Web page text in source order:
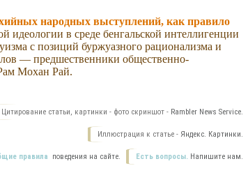
народных выступлений, как правило
в среде бенгальской интеллигенции
с позиций буржуазного рационализма и
— предшественники общественно-
Мохан Рай.
Цитирование статьи, картинки - фото скриншот - Rambler News Service.
Иллюстрация к статье - Яндекс. Картинки.
Есть вопросы. Напишите нам.
правила поведения на сайте.